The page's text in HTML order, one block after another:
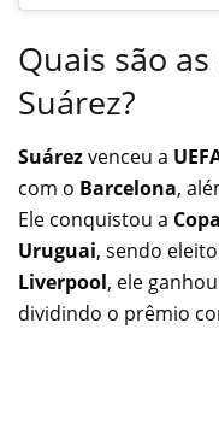
Quais são
Suárez?
Suárezvenceu a
com o Barcelona,
Ele conquistou a
Uruguai, sendo
Liverpool, ele
dividindo o prêmio